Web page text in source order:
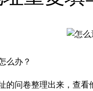
么办？
的问卷整理出来，查